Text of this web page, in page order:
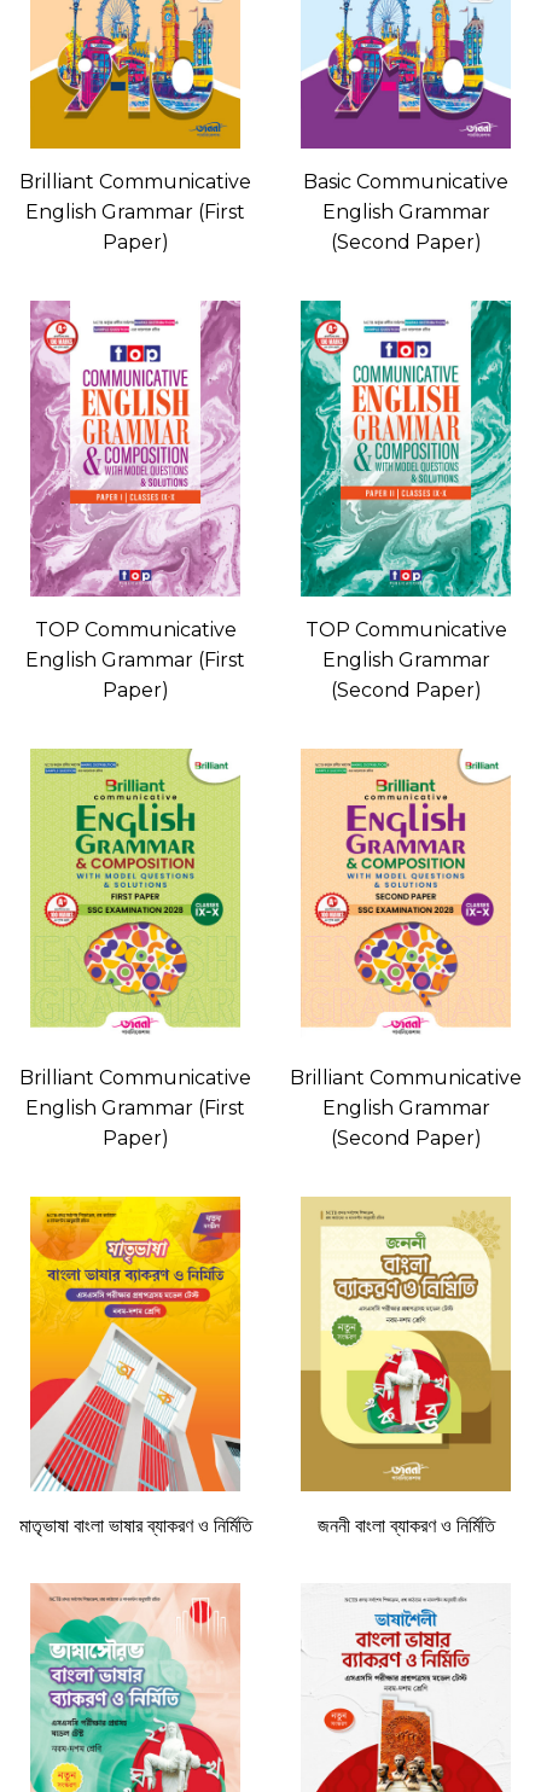
Brilliant Communicative
English Grammar (First
Paper)
Basic Communicative
English Grammar
(Second Paper)
TOP Communicative
English Grammar (First
Paper)
TOP Communicative
English Grammar
(Second Paper)
Brilliant Communicative
English Grammar (First
Paper)
Brilliant Communicative
English Grammar
(Second Paper)
মাতৃভাষা বাংলা ভাষার ব্যাকরণ ও নির্মিতি জননী বাংলা ব্যাকরণ ও নির্মিতি